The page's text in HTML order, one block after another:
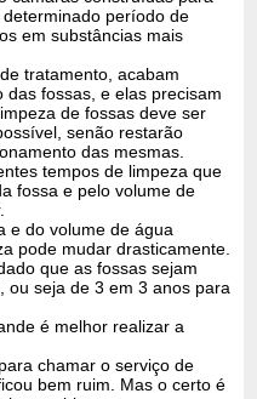
período de
em substâncias mais
tratamento, acabam
fossas, e elas precisam
de fossas deve ser
senão restarão
das mesmas.
tempos de limpeza que
fossa e pelo volume de
e do volume de água
pode mudar drasticamente.
que as fossas sejam
ou seja de 3 em 3 anos para
é melhor realizar a
chamar o serviço de
bem ruim. Mas o certo é